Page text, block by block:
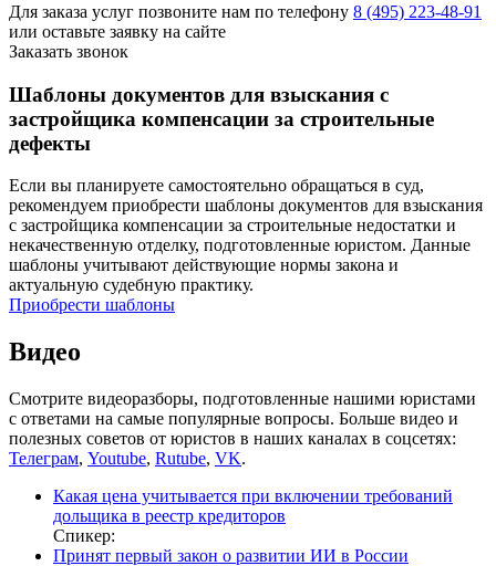
Для заказа услуг позвоните нам по телефону 8 (495) 223-48-91
или оставьте заявку на сайте
Заказать звонок
Шаблоны документов для взыскания с
застройщика компенсации за строительные
дефекты
Если вы планируете самостоятельно обращаться в суд,
рекомендуем приобрести шаблоны документов для взыскания
с застройщика компенсации за строительные недостатки и
некачественную отделку, подготовленные юристом. Данные
шаблоны учитывают действующие нормы закона и
актуальную судебную практику.
Приобрести шаблоны
Видео
Смотрите видеоразборы, подготовленные нашими юристами
с ответами на самые популярные вопросы. Больше видео и
полезных советов от юристов в наших каналах в соцсетях:
Телеграм, Youtube, Rutube, VK.
Какая цена учитывается при включении требований
дольщика в реестр кредиторов
Спикер:
Принят первый закон о развитии ИИ в России